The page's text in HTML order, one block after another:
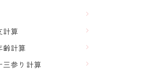
計算
齢計算
三参り計算